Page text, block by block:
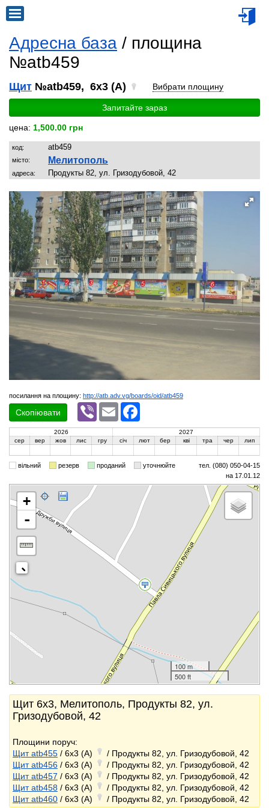
Адресна база / площина
№atb459
Щит №atb459, 6x3 (A) Вибрати площину
Запитайте зараз
цена: 1,500.00 грн
код: atb459
місто: Мелитополь
адреса: Продукты 82, ул. Гризодубовой, 42
посилання на площину: http://atb.adv.vg/boards/oid/atb459
Скопіювати
Viber Email
2026
2027
сер
вер жов лис гру січ лют бер кві тра чер лип
вільний резерв проданий уточнюйте
тел. (080) 050-04-15
на 17.01.12
+
-
100 m
500 ft
Щит 6x3, Мелитополь, Продукты 82, ул.
Гризодубовой, 42
Площини поруч:
Щит atb455 / 6x3 (A)
/ Продукты 82, ул. Гризодубовой, 42
Щит atb456 / 6x3 (A)
/ Продукты 82, ул. Гризодубовой, 42
Щит atb457 / 6x3 (A)
/ Продукты 82, ул. Гризодубовой, 42
Щит atb458 / 6x3 (A)
/ Продукты 82, ул. Гризодубовой, 42
Щит atb460 / 6x3 (A) / Продукты 82, ул. Гризодубовой, 42